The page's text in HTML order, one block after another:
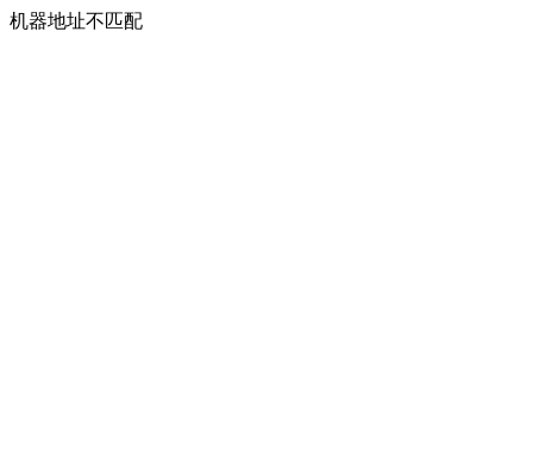
机器地址不匹配